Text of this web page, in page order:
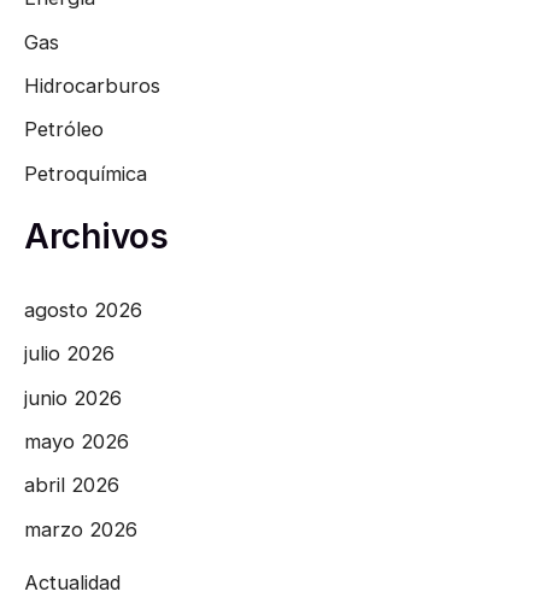
Gas
Hidrocarburos
Petróleo
Petroquímica
Archivos
agosto 2026
julio 2026
junio 2026
mayo 2026
abril 2026
marzo 2026
Actualidad